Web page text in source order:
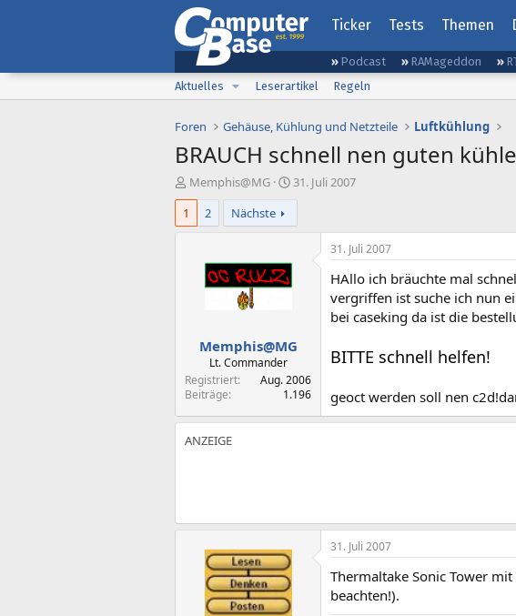
Ticker Tests Themen
Podcast RAMageddon
Aktuelles
Leserartikel Regeln
Foren Gehäuse, Kühlung und Netzteile Luftkühlung
BRAUCH schnell nen guten
E
r
t
Memphis@MG
E
r
t
31. Juli 2007
1
2 Nächste
Memphis@MG
Lt. Commander
Registriert
Aug. 2006
Beiträge
1.196
31. Juli 2007
HAllo ich bräuchte mal
vergriffen ist suche ich nun
bei caseking da ist die
BITTE schnell helfen!
geoct werden soll nen
31. Juli 2007
Thermaltake Sonic Tower
beachten!).